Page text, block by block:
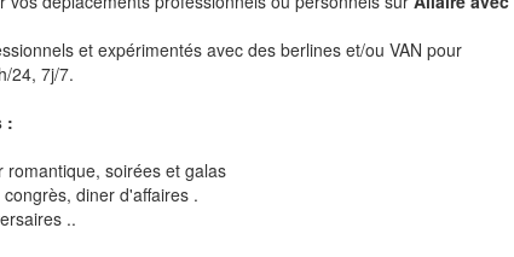
et expérimentés avec des berlines et/ou VAN pour
24, 7j/7.
:
soirées et galas
diner d'affaires .
..